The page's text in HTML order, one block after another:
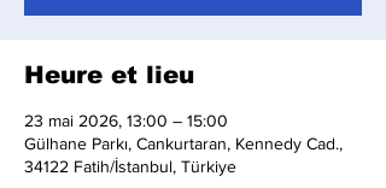
Heure et lieu
23 mai 2026, 13:00 – 15:00
Gülhane Parkı, Cankurtaran, Kennedy Cad.,
34122 Fatih/İstanbul, Türkiye